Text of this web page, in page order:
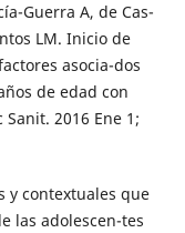
Guerra A, de Cas-
LM. Inicio de
asocia-dos
de edad con
2016 Ene 1;
y contextuales que
las adolescen-tes